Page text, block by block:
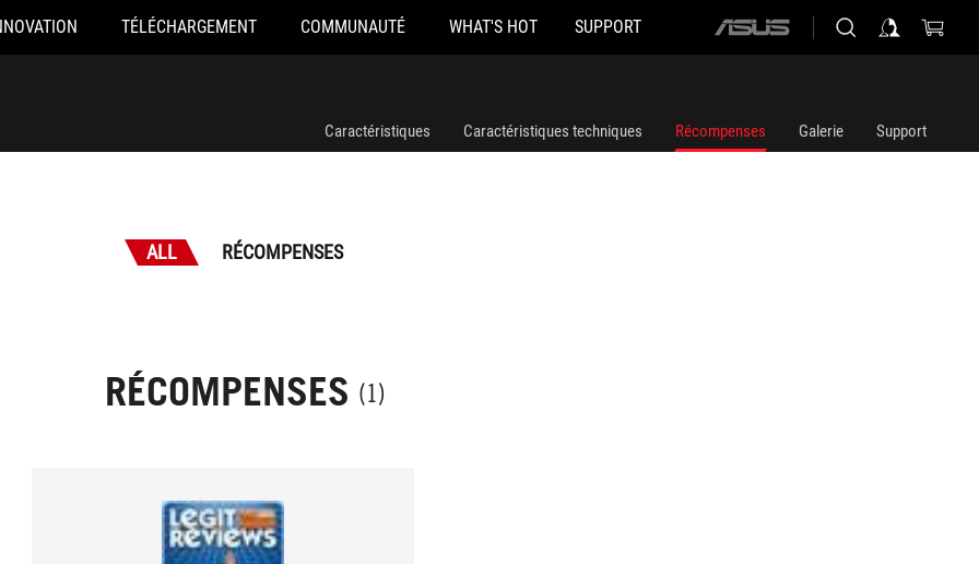
TÉLÉCHARGEMENT COMMUNAUTÉ WHAT'S HOT SUPPORT
ASUS
Caractéristiques Caractéristiques techniques Récompenses Galerie Support
ALL RÉCOMPENSES
RÉCOMPENSES (1)